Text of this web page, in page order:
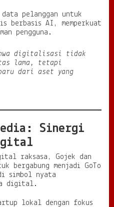
data pelanggan untuk
berbasis AI, memperkuat
pengguna.
digitalisasi tidak
lama, tetapi
baru dari aset yang
Sinergi
raksasa, Gojek dan
bergabung menjadi GoTo
simbol nyata
digital.
lokal dengan fokus